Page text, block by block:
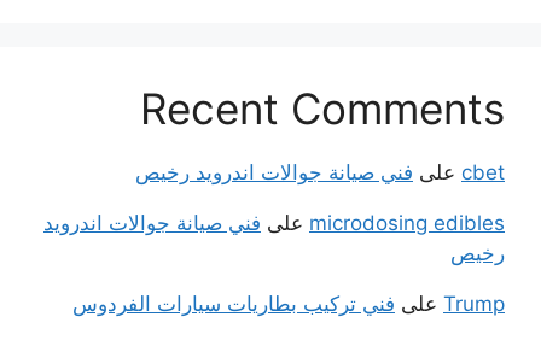
Recent Comments
cbet على فني صيانة جوالات اندرويد رخيص
microdosing edibles على فني صيانة جوالات اندرويد
رخيص
Trump على فني تركيب بطاريات سيارات الفردوس